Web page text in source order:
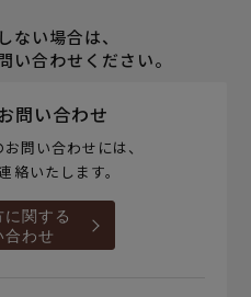
ない場合は、
い合わせください。
問い合わせ
問い合わせには、
絡いたします。
関する
合わせ